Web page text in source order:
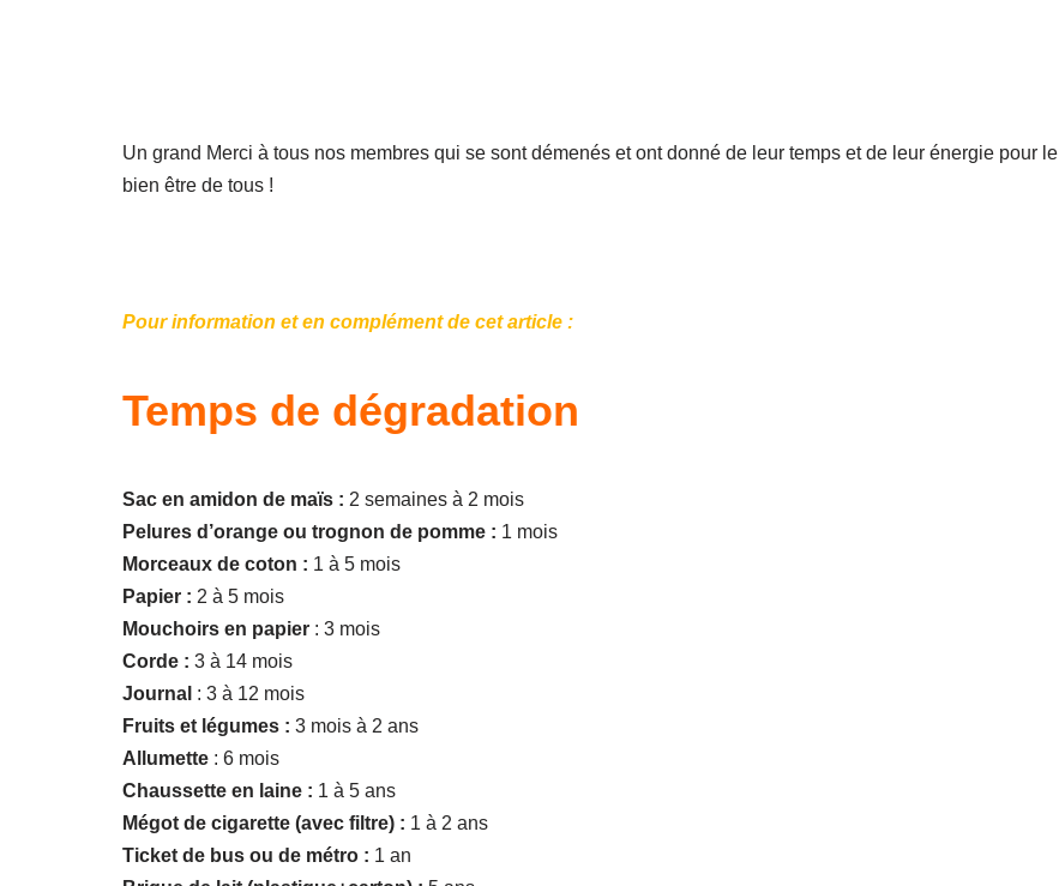
Un grand Merci à tous nos membres qui se sont démenés et ont donné de leur temps et de leur énergie pour le
bien être de tous !
Pour information et en complément de cet article :
Temps de dégradation
Sac en amidon de maïs : 2 semaines à 2 mois
Pelures d’orange ou trognon de pomme : 1 mois
Morceaux de coton : 1 à 5 mois
Papier : 2 à 5 mois
Mouchoirs en papier : 3 mois
Corde : 3 à 14 mois
Journal : 3 à 12 mois
Fruits et légumes : 3 mois à 2 ans
Allumette : 6 mois
Chaussette en laine : 1 à 5 ans
Mégot de cigarette (avec filtre) : 1 à 2 ans
Ticket de bus ou de métro : 1 an